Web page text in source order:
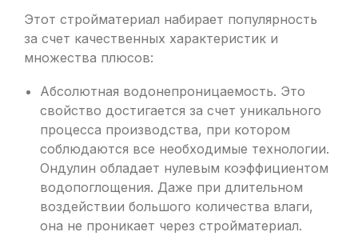
Этот стройматериал набирает популярность
за счет качественных характеристик и
множества плюсов:
Абсолютная водонепроницаемость. Это
свойство достигается за счет уникального
процесса производства, при котором
соблюдаются все необходимые технологии.
Ондулин обладает нулевым коэффициентом
водопоглощения. Даже при длительном
воздействии большого количества влаги,
она не проникает через стройматериал.